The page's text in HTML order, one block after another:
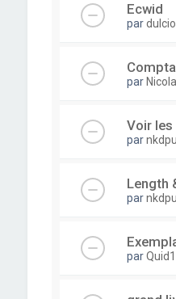
Ecwid
par
par
Voir
par
Length
par
par